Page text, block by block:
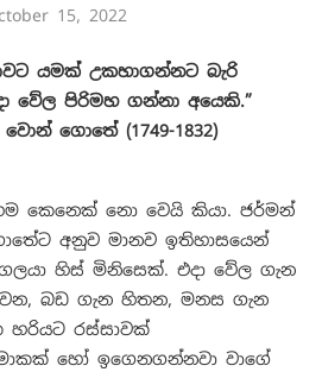
15, 2022
යමක් උකහාගන්නට බැරි
වේල පිරිමහ ගන්නා අයෙකි.”
ගොතේ (1749-1832)
කෙනෙක් නො වෙයි කියා. ජර්මන්
අනුව මානව ඉතිහාසයෙන්
හිස් මිනිසෙක්. එදා වේල ගැන
බඩ ගැන හිතන, මනස ගැන
රස්සාවක්
හෝ ඉගෙනගන්නවා වාගේ